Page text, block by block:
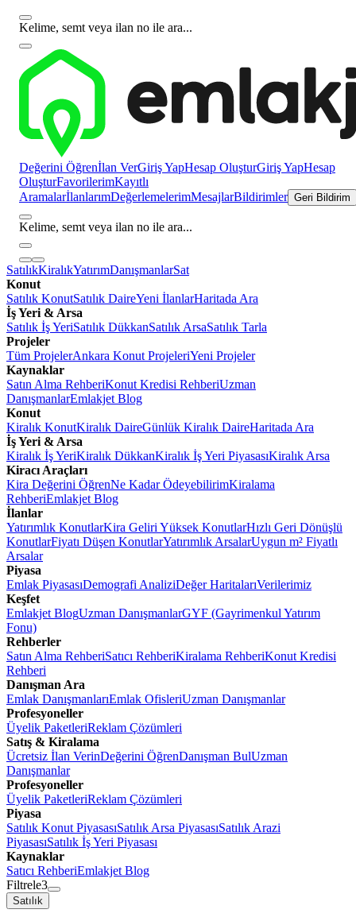
Kelime, semt veya ilan no ile ara...
Değerini Öğrenİlan VerGiriş YapHesap OluşturGiriş YapHesap
OluşturFavorilerimKayıtlı
AramalarİlanlarımDeğerlemelerimMesajlarBildirimler Geri Bildirim
Kelime, semt veya ilan no ile ara...
SatılıkKiralıkYatırımDanışmanlarSat
Konut
Satılık KonutSatılık DaireYeni İlanlarHaritada Ara
İş Yeri & Arsa
Satılık İş YeriSatılık DükkanSatılık ArsaSatılık Tarla
Projeler
Tüm ProjelerAnkara Konut ProjeleriYeni Projeler
Kaynaklar
Satın Alma RehberiKonut Kredisi RehberiUzman
DanışmanlarEmlakjet Blog
Konut
Kiralık KonutKiralık DaireGünlük Kiralık DaireHaritada Ara
İş Yeri & Arsa
Kiralık İş YeriKiralık DükkanKiralık İş Yeri PiyasasıKiralık Arsa
Kiracı Araçları
Kira Değerini ÖğrenNe Kadar ÖdeyebilirimKiralama
RehberiEmlakjet Blog
İlanlar
Yatırımlık KonutlarKira Geliri Yüksek KonutlarHızlı Geri Dönüşlü
KonutlarFiyatı Düşen KonutlarYatırımlık ArsalarUygun m² Fiyatlı
Arsalar
Piyasa
Emlak PiyasasıDemografi AnaliziDeğer HaritalarıVerilerimiz
Keşfet
Emlakjet BlogUzman DanışmanlarGYF (Gayrimenkul Yatırım
Fonu)
Rehberler
Satın Alma RehberiSatıcı RehberiKiralama RehberiKonut Kredisi
Rehberi
Danışman Ara
Emlak DanışmanlarıEmlak OfisleriUzman Danışmanlar
Profesyoneller
Üyelik PaketleriReklam Çözümleri
Satış & Kiralama
Ücretsiz İlan VerinDeğerini ÖğrenDanışman BulUzman
Danışmanlar
Profesyoneller
Üyelik PaketleriReklam Çözümleri
Piyasa
Satılık Konut PiyasasıSatılık Arsa PiyasasıSatılık Arazi
PiyasasıSatılık İş Yeri Piyasası
Kaynaklar
Satıcı RehberiEmlakjet Blog
Filtrele3
Satılık